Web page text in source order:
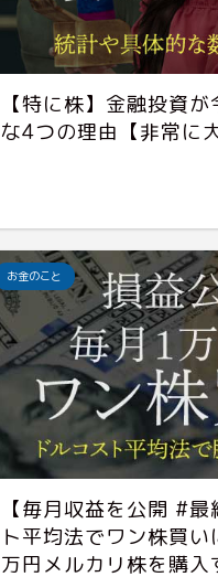
【特に株】金融投資
な4つの理由【非常に
お金のこと
【毎月収益を公開 #
ト平均法でワン株買
万円メルカリ株を購入